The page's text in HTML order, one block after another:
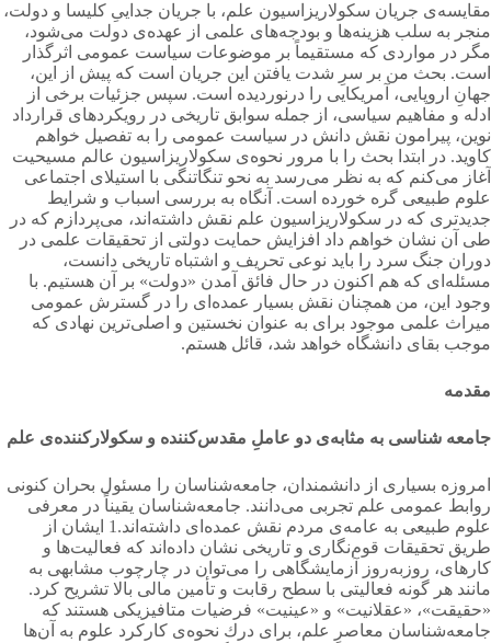
مقایسه‌ی جریان سكولاریزاسیون علم، با جریان جداییِ كلیسا و دولت،
منجر به سلب هزینه‌ها و بودجه‌های علمی از عهده‌ی دولت می‌شود،
مگر در مواردی كه مستقیماً بر موضوعات سیاست عمومی اثرگذار
است. بحث من بر سرِ شدت یافتن این جریان است كه پیش از این،
جهانِ اروپایی، آمریكایی را درنوردیده است. سپس جزئیات برخی از
ادله و مفاهیم سیاسی، از جمله سوابق تاریخی در رویكردهای قرارداد
نوین، پیرامون نقش دانش در سیاست عمومی را به تفصیل خواهم
كاوید. در ابتدا بحث را با مرور نحوه‌ی سكولاریزاسیون عالم مسیحیت
آغاز می‌کنم كه به نظر می‌رسد به نحو تنگاتنگی با استیلای اجتماعی
علوم طبیعی گره خورده است. آنگاه به بررسی اسباب و شرایط
جدیدتری كه در سكولاریزاسیون علم نقش داشته‌اند، می‌پردازم كه در
طی آن نشان خواهم داد افزایش حمایت دولتی از تحقیقات علمی در
دوران جنگ سرد را باید نوعی تحریف و اشتباه تاریخی دانست،
مسئله‌ای كه هم اكنون در حال فائق آمدن «دولت» بر آن هستیم. با
وجود این، من همچنان نقش بسیار عمده‌ای را در گسترش عمومی
میراث علمی موجود برای به عنوان نخستین و اصلی‌ترین نهادی كه
موجب بقای دانشگاه خواهد شد، قائل هستم.
مقدمه
جامعه شناسی به مثابه‌ی دو عاملِ مقدس‌كننده و سكولاركننده‌ی علم
امروزه بسیاری از دانشمندان، جامعه‌شناسان را مسئول بحران كنونی
روابط عمومی علم تجربی می‌دانند. جامعه‌شناسان یقیناً در معرفی
علوم طبیعی به عامه‌ی مردم نقش عمده‌ای داشته‌اند.1 ایشان از
طریق تحقیقات قوم‌نگاری و تاریخی نشان داده‌اند كه فعالیت‌ها و
كارهای، روزبه‌روز آزمایشگاهی را می‌توان در چارچوب مشابهی به
مانند هر گونه فعالیتی با سطح رقابت و تأمین مالی بالا تشریح کرد.
«حقیقت»، «عقلانیت» و «عینیت» فرضیات متافیزیكی هستند كه
جامعه‌شناسان معاصرِ علم، برای درك نحوه‌ی كاركرد علوم به آن‌ها